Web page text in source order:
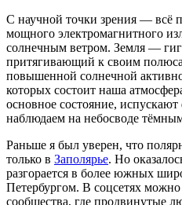
С научной точки зрения — всё
мощного электромагнитного
солнечным ветром. Земля —
притягивающий к своим
повышенной солнечной
которых состоит наша
основное состояние, испускают
наблюдаем на небосводе
Раньше я был уверен, что
только в Заполярье. Но
разгорается в более южных
Петербургом. В соцсетях можно
сообщества, где продвинутые